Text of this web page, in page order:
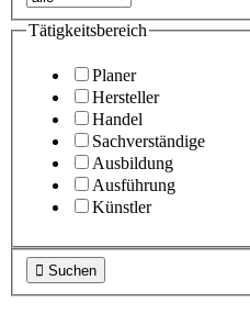
Tätigkeitsbereich
Planer
Hersteller
Handel
Sachverständige
Ausbildung
Ausführung
Künstler
 Suchen